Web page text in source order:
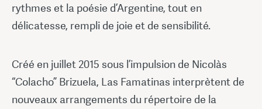
rythmes et la poésie d’Argentine, tout en
délicatesse, rempli de joie et de sensibilité.
Créé en juillet 2015 sous l’impulsion de Nicolàs
“Colacho” Brizuela, Las Famatinas interprètent de
nouveaux arrangements du répertoire de la